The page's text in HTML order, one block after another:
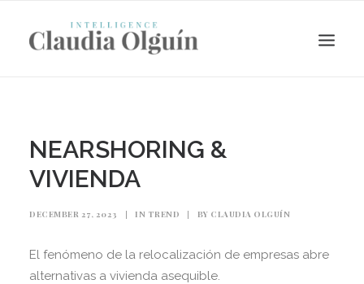
NEARSHORING &
VIVIENDA
DECEMBER 27, 2023 | IN TREND | BY CLAUDIA OLGUÍN
El fenómeno de la relocalización de empresas abre
alternativas a vivienda asequible.